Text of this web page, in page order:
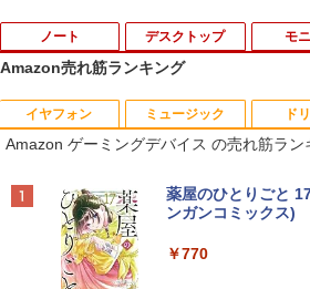
ノート
1
Amazon(アマゾン
ire Max 11(2023
8BVX ［11型 /
￥19,980
デスクトップ モ
1
PHILIPS/フィリッ
ワイド 液晶ディ
ケーブル標準添
￥5,500
1 なぜ、あの人のが
Amazon売れ筋ランキング
イヤフォン
Anker Soundcore
ミュージック
BRUCE WAYNE
[Explicit]
￥250
ド
【Amazon.co.jp限
ET ラベルレス ×8本
￥1,112
Amazon ゲーミングデバイス の売れ筋ラン
薬屋のひとりごと
ンガンコミックス)
￥770